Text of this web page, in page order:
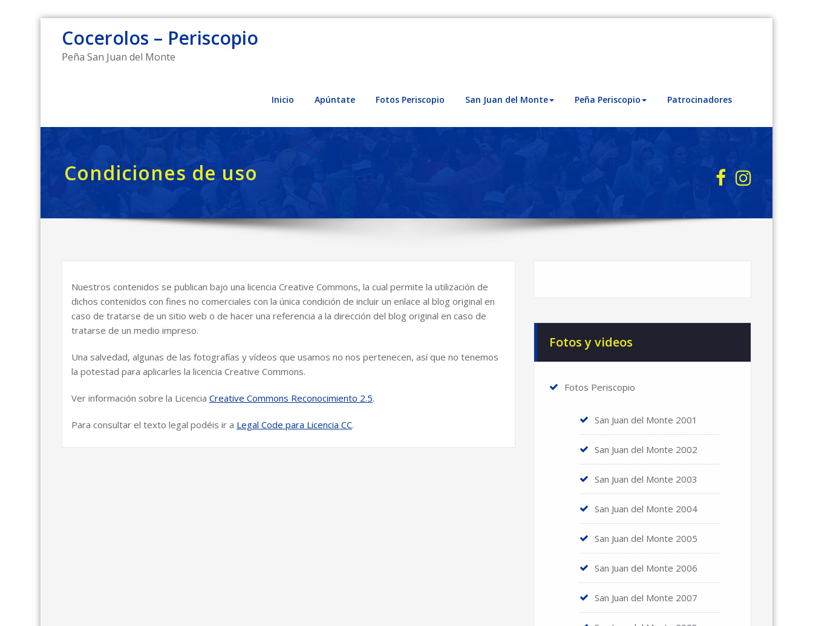
contenido
Cocerolos – Periscopio
Peña San Juan del Monte
Inicio Apúntate Fotos Periscopio San Juan del Monte Peña Periscopio Patrocinadores
Condiciones de uso
Nuestros contenidos se publican bajo una licencia Creative Commons, la cual permite la utilización de
dichos contenidos con fines no comerciales con la única condición de incluir un enlace al blog original en
caso de tratarse de un sitio web o de hacer una referencia a la dirección del blog original en caso de
tratarse de un medio impreso.
Una salvedad, algunas de las fotografías y vídeos que usamos no nos pertenecen, así que no tenemos
la potestad para aplicarles la licencia Creative Commons.
Ver información sobre la Licencia Creative Commons Reconocimiento 2.5.
Para consultar el texto legal podéis ir a Legal Code para Licencia CC.
Fotos y videos
Fotos Periscopio
San Juan del Monte 2001
San Juan del Monte 2002
San Juan del Monte 2003
San Juan del Monte 2004
San Juan del Monte 2005
San Juan del Monte 2006
San Juan del Monte 2007